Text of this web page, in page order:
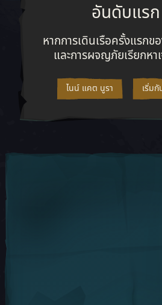
นพูดกัน! การทำความเข้าใจพื้นฐานจะช่วย
อันดับแรก
หากการเดินเรือครั้งแรกข
และการผจญภัยเรียกหา
หากกา
ไนน์ แคต นูรา เริ่มกั